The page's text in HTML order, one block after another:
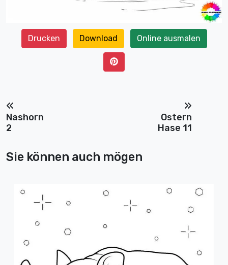
Drucken Download Online ausmalen
Nashorn
2
Ostern
Hase 11
Sie können auch mögen